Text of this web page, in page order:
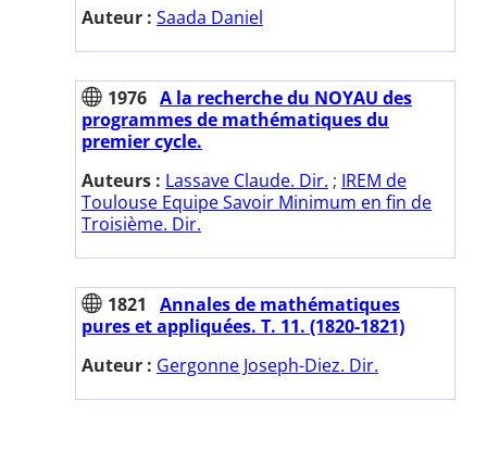
Auteur : Saada Daniel
1976 A la recherche du NOYAU des
programmes de mathématiques du
premier cycle.
Auteurs : Lassave Claude. Dir. ; IREM de
Toulouse Equipe Savoir Minimum en fin de
Troisième. Dir.
1821
Annales de mathématiques
pures et appliquées. T. 11. (1820-1821)
Auteur : Gergonne Joseph-Diez. Dir.